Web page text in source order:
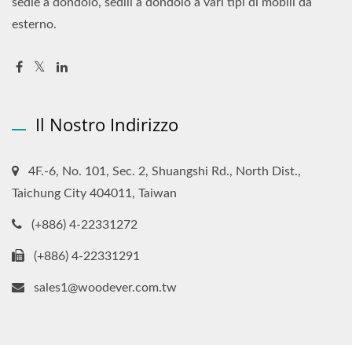
esterno.
Il Nostro Indirizzo
4F.-6, No. 101, Sec. 2, Shuangshi Rd., North Dist.,
Taichung City 404011, Taiwan
(+886) 4-22331272
(+886) 4-22331291
sales1@woodever.com.tw